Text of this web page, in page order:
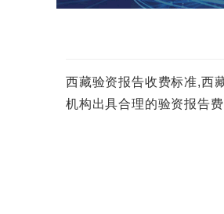
西藏验资报告收费标准,西
机构出具合理的验资报告